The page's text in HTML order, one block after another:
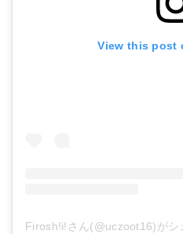
View this post
Firosh!i!さん(@uczoot16)がシ